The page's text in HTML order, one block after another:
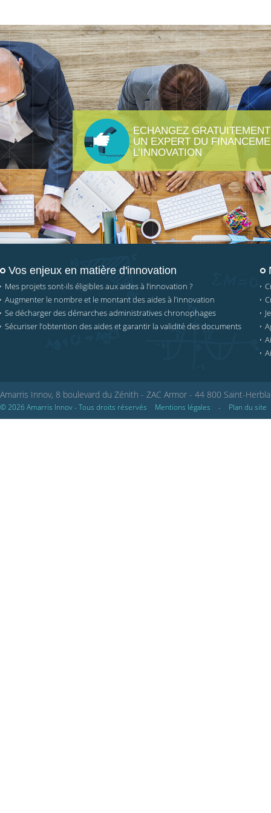
ECHANGEZ
UN EXPERT DU
L’INNOVATION
Vos enjeux en matière d'innovation
Mes projets sont-ils éligibles aux aides à l’innovation ?
Augmenter le nombre et le montant des aides à l’innovation
Se décharger des démarches administratives chronophages
Sécuriser l’obtention des aides et garantir la validité des documents
Amarris Innov, 8 boulevard du Zénith - ZAC Armor - 44 800 Saint-
© 2026 Amarris Innov - Tous droits réservés Mentions légales - Plan du site